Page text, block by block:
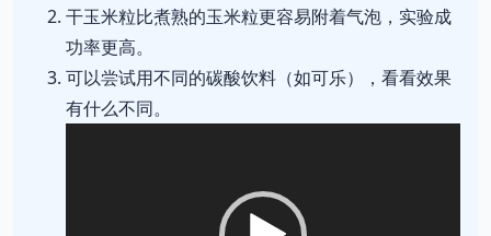
干玉米粒比煮熟的玉米粒更容易附着气泡，实验成
功率更高。
可以尝试用不同的碳酸饮料（如可乐），看看效果
有什么不同。